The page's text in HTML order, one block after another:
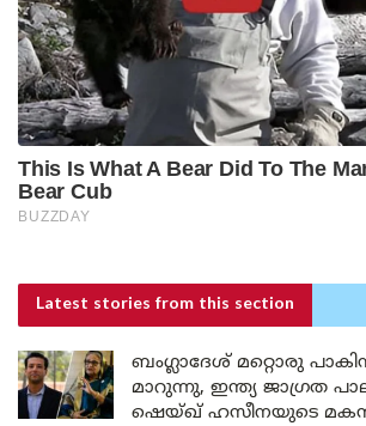
Latest stories from this section
ബംഗ്ലാദേശ് മറ്റൊരു
മാറുന്നു, ഇന്ത്യ ജാഗ്രത
ഷെയ്ഖ് ഹസീനയുടെ